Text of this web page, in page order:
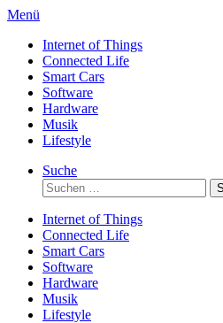
Direkt
Inhalt
Menü
Internet of Things
Connected Life
Smart Cars
Software
Hardware
Musik
Lifestyle
Suche
Suchen
nach:
Internet of Things
Connected Life
Smart Cars
Software
Hardware
Musik
Lifestyle